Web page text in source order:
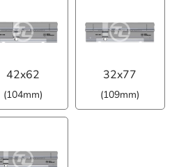
42x62
(104mm)
32x77
(109mm)